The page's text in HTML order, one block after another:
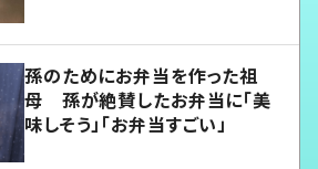
孫のためにお弁当を作った祖
母 孫が絶賛したお弁当に「美
味しそう」「お弁当すごい」